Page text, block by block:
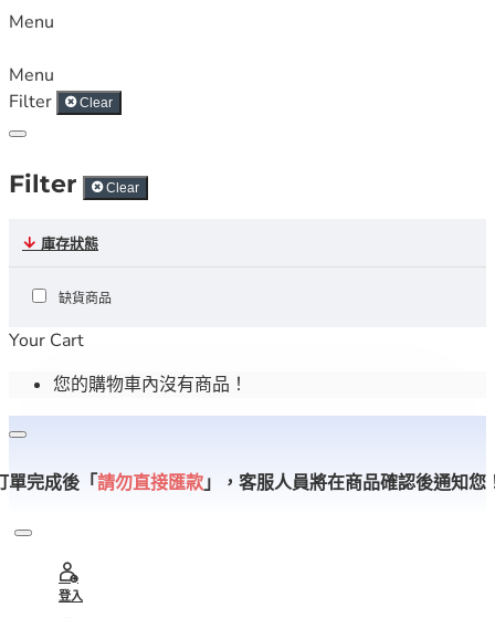
Menu
Menu
Filter
Clear
Filter Clear
庫存狀態
缺貨商品
Your Cart
您的購物車內沒有商品！
單完成後「請勿直接匯款 」， 客服人員將在商品確認後通知您
登入